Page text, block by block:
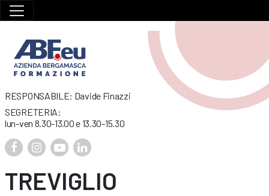
RESPONSABILE: Davide Finazzi
SEGRETERIA:
lun-ven 8.30-13.00 e 13.30-15.30
TREVIGLIO